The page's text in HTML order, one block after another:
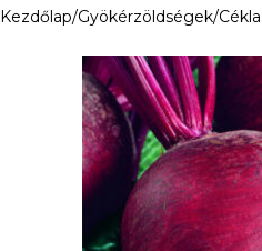
Kezdőlap Gyökérzöldségek Cékla